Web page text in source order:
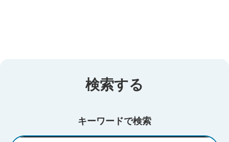
検索する
キーワードで検索